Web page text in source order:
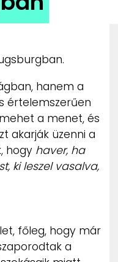
hanem a
értelemszerűen
a menet, és
akarják üzenni a
hogy haver, ha
ki leszel vasalva,
főleg, hogy már
a